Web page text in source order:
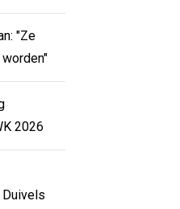
"Ze
2026